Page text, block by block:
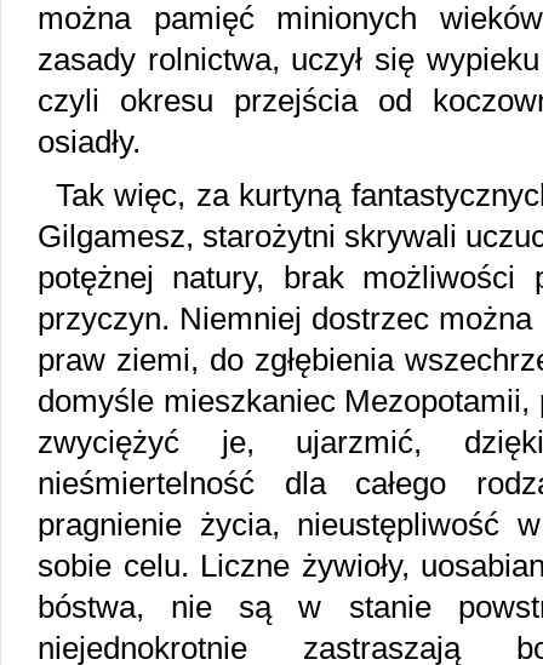
można pamięć minionych
zasady rolnictwa, uczył się
czyli okresu przejścia od
osiadły.
Tak więc, za kurtyną
Gilgamesz, starożytni skrywali
potężnej natury, brak możliwości
przyczyn. Niemniej dostrzec
praw ziemi, do zgłębienia
domyśle mieszkaniec Mezopotamii,
zwyciężyć je, ujarzmić,
nieśmiertelność dla całego
pragnienie życia, nieustępliwość
sobie celu. Liczne żywioły,
bóstwa, nie są w stanie
niejednokrotnie zastraszają